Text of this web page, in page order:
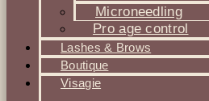
Microneedling
Pro age control
Lashes & Brows
Boutique
Visagie